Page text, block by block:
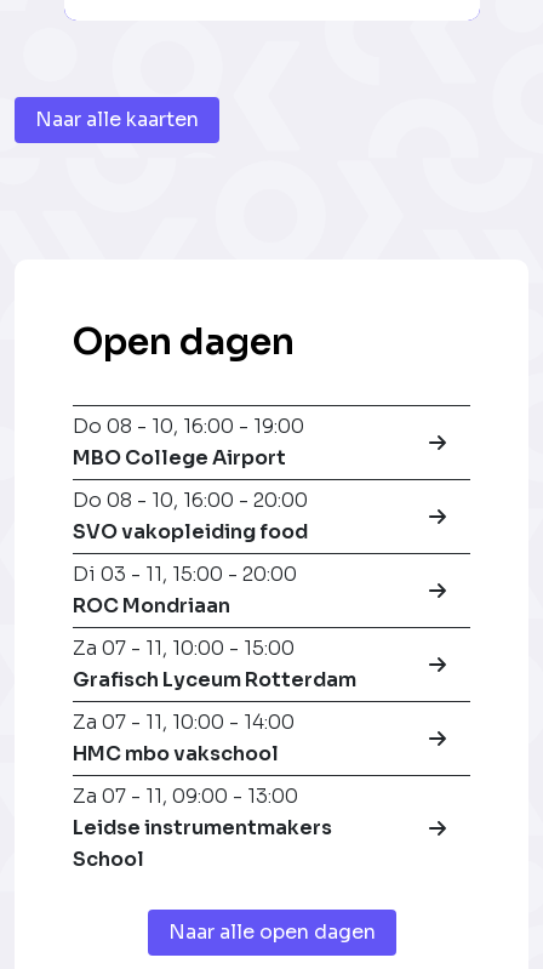
Naar alle kaarten
Open dagen
Do 08 - 10, 16:00 - 19:00
MBO College Airport
Do 08 - 10, 16:00 - 20:00
SVO vakopleiding food
Di 03 - 11, 15:00 - 20:00
ROC Mondriaan
Za 07 - 11, 10:00 - 15:00
Grafisch Lyceum Rotterdam
Za 07 - 11, 10:00 - 14:00
HMC mbo vakschool
Za 07 - 11, 09:00 - 13:00
Leidse instrumentmakers
School
Naar alle open dagen